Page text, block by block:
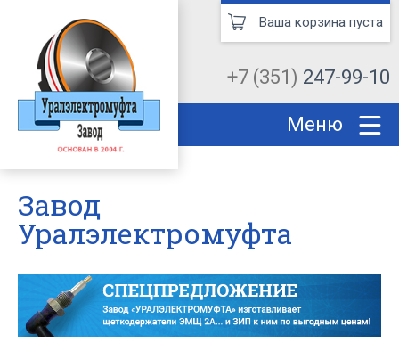
+7 (351) 247-99-10
Ваша корзина пуста
Меню
Завод
Уралэлектромуфта